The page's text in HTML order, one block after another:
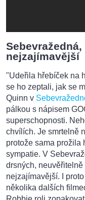
nejzajímavější
"Udeřila hřebíček na
se ho zeptali, jak se
Quinn v
pálkou s nápisem
superschopnosti.
chvílích. Je smrtelně
protože sama prožila
sympatie. V
drsných,
nejzajímavější. I
několika dalších